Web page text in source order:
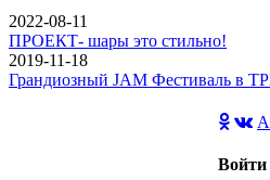
2022-08-11
ПРОЕКТ- шары это стильно!
2019-11-18
Грандиозный JAM Фестиваль в
Войти